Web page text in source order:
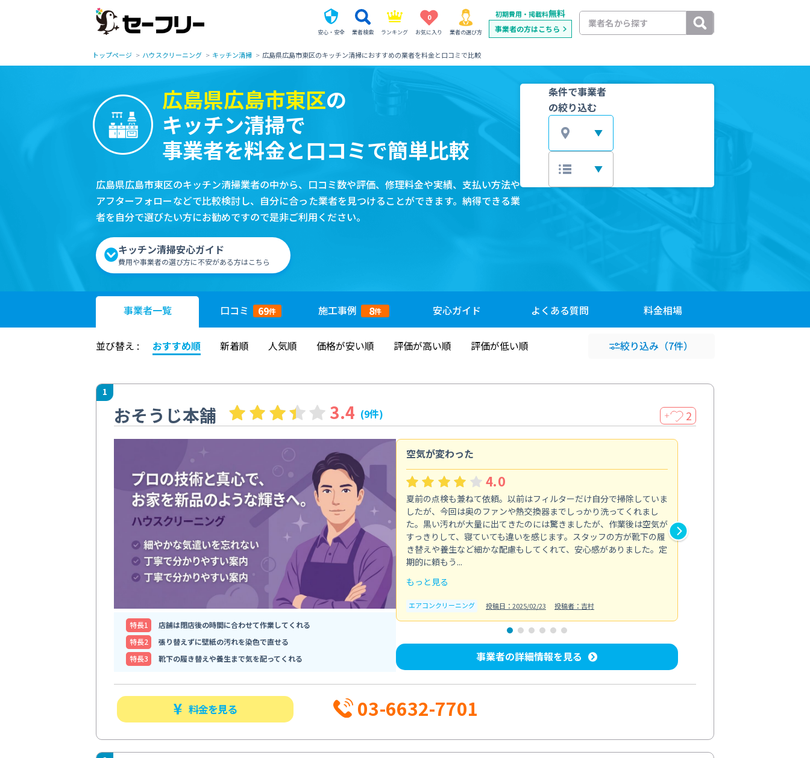
安心・安全 業者検索 ランキング
0
お気に入り 業者の選び方
初期費用・掲載料無料
事業者の方はこちら
トップページ ハウスクリーニング キッチン清掃 広島県広島市東区のキッチン清掃におすすめの業者を料金と口コミで比較
広島県広島市東区の
キッチン清掃で
事業者を料金と口コミで簡単比較
広島県広島市東区のキッチン清掃業者の中から、口コミ数や評価、修理料金や実績、支払い方法や
アフターフォローなどで比較検討し、自分に合った業者を見つけることができます。納得できる業
者を自分で選びたい方にお勧めですので是非ご利用ください。
キッチン清掃安心ガイド
費用や事業者の選び方に不安がある方はこちら
条件で事業者
の絞り込む
事業者一覧 口コミ 69件 施工事例 8件 安心ガイド よくある質問 料金相場
並び替え : おすすめ順 新着順 人気順 価格が安い順 評価が高い順 評価が低い順 絞り込み （7件）
1
おそうじ本舗 3.4 (9件) ＋ 2
特⻑1
店舗は閉店後の時間に合わせて作業してくれる
特⻑2
張り替えずに壁紙の汚れを染色で直せる
特⻑3
靴下の履き替えや養生まで気を配ってくれる
空気が変わった
4.0
夏前の点検も兼ねて依頼。以前はフィルターだけ自分で掃除していま
したが、今回は奥のファンや熱交換器までしっかり洗ってくれまし
た。黒い汚れが大量に出てきたのには驚きましたが、作業後は空気が
すっきりして、寝ていても違いを感じます。スタッフの方が靴下の履
き替えや養生など細かな配慮もしてくれて、安心感がありました。定
期的に頼もう...
もっと見る
エアコンクリーニング 投稿日：2025/02/23 投稿者：吉村
事業者の詳細情報を見る
料金を見る 03-6632-7701